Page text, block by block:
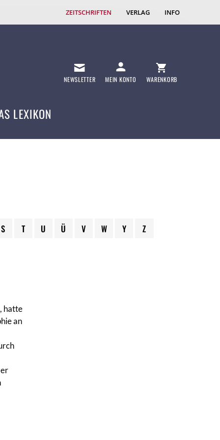
ZEITSCHRIFTEN VERLAG INFO
NEWSLETTER MEIN KONTO WARENKORB
LEXIKON
S T U Ü V W Y Z
hatte
an